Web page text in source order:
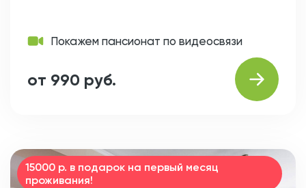
Покажем пансионат по видеосвязи
от 990 руб.
15000 р. в подарок на первый месяц
проживания!